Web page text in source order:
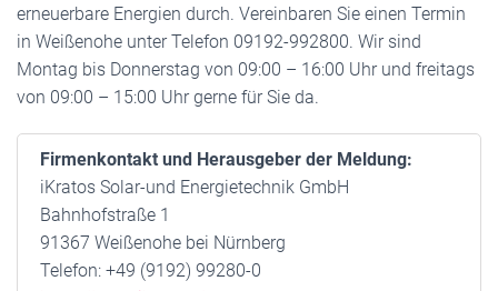
erneuerbare Energien durch. Vereinbaren Sie einen Termin
in Weißenohe unter Telefon 09192-992800. Wir sind
Montag bis Donnerstag von 09:00 – 16:00 Uhr und freitags
von 09:00 – 15:00 Uhr gerne für Sie da.
Firmenkontakt und Herausgeber der Meldung:
iKratos Solar-und Energietechnik GmbH
Bahnhofstraße 1
91367 Weißenohe bei Nürnberg
Telefon: +49 (9192) 99280-0